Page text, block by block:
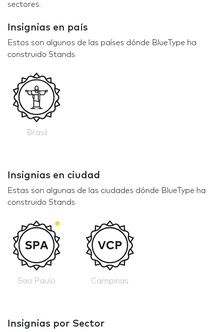
sectores.
Insignias en país
Estos son algunos de las países dónde BlueType ha
construido Stands
Brasil
Insignias en ciudad
Estas son algunas de las ciudades dónde BlueType ha
construido Stands
Sao Paulo Campinas
Insignias por Sector